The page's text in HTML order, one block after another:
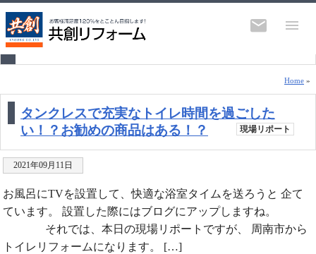
トイレリフォーム和室から洋間へ木製ブ
ラインド
Home »
タンクレスで充実なトイレ時間を過ごした
い！？お勧めの商品はある！？
現場リポート
2021年09月11日
お風呂にTVを設置して、快適な浴室タイムを送ろうと 企て
ています。 設置した際にはブログにアップしますね。
それでは、本日の現場リポートですが、 周南市から
トイレリフォームになります。 […]